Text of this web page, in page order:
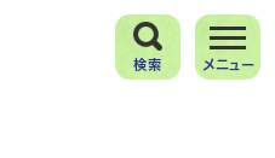
検索 メニュー